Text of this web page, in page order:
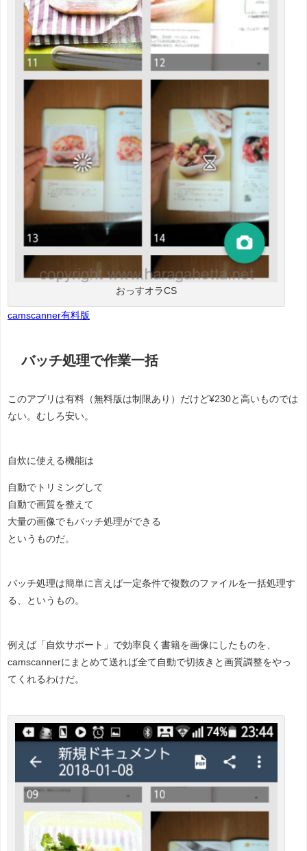
おっすオラCS
camscanner有料版
バッチ処理で作業一括
このアプリは有料（無料版は制限あり）だけど¥230と高いものでは
ない。むしろ安い。
自炊に使える機能は
自動でトリミングして
自動で画質を整えて
大量の画像でもバッチ処理ができる
というものだ。
バッチ処理は簡単に言えば一定条件で複数のファイルを一括処理す
る、というもの。
例えば「自炊サポート」で効率良く書籍を画像にしたものを、
camscannerにまとめて送れば全て自動で切抜きと画質調整をやっ
てくれるわけだ。